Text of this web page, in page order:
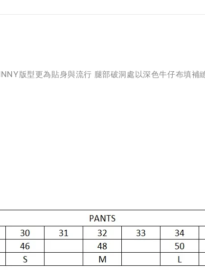
版型更為貼身與流行 腿部破洞處以深色牛仔布填補